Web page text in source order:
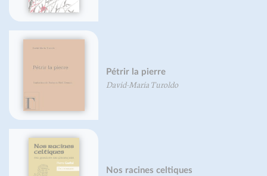
Pétrir la pierre
David-Maria Turoldo
Nos racines celtiques